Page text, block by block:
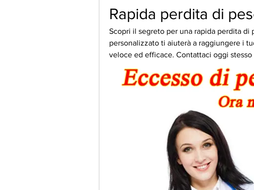
Rapida perdita di
Scopri il segreto per una rapida perdita di
personalizzato ti aiuterà a raggiungere i
veloce ed efficace. Contattaci oggi stesso